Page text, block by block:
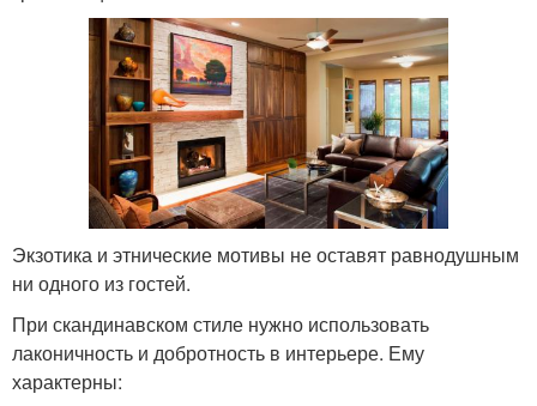
Экзотика и этнические мотивы не оставят равнодушным
ни одного из гостей.
При скандинавском стиле нужно использовать
лаконичность и добротность в интерьере. Ему
характерны: